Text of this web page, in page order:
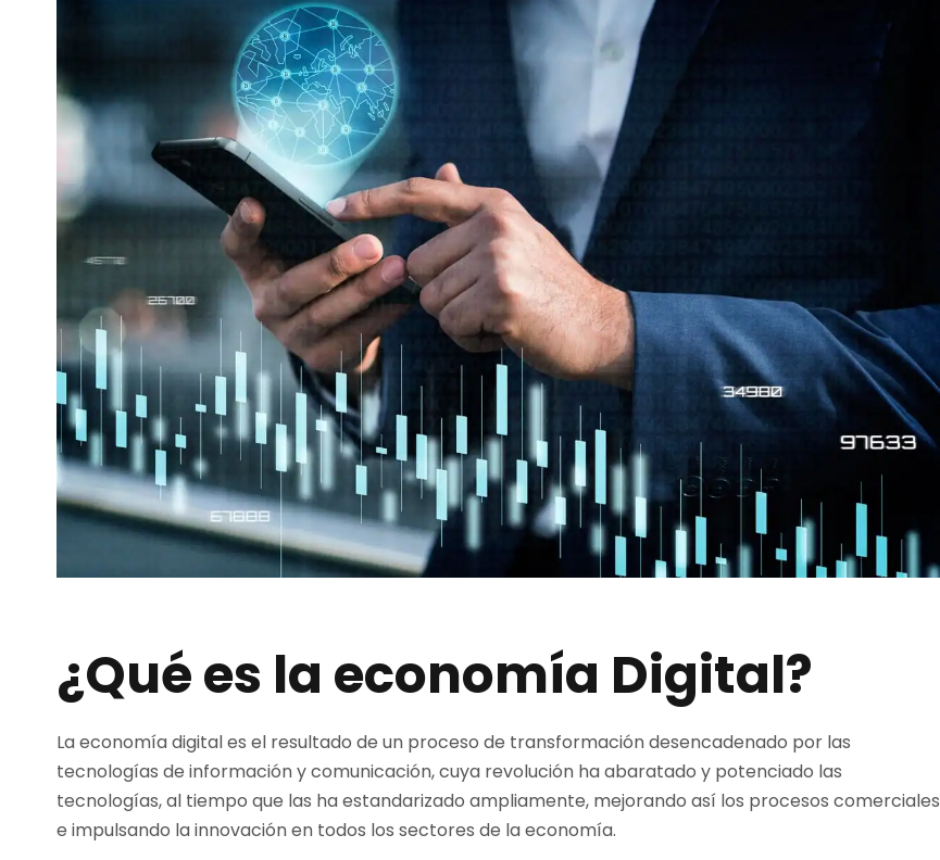
¿Qué es la economía Digital?
La economía digital es el resultado de un proceso de transformación desencadenado por las
tecnologías de información y comunicación, cuya revolución ha abaratado y potenciado las
tecnologías, al tiempo que las ha estandarizado ampliamente, mejorando así los procesos comerciales
e impulsando la innovación en todos los sectores de la economía.